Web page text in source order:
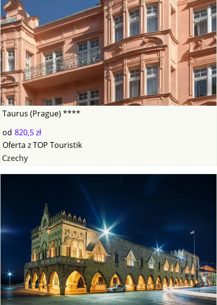
Taurus (Prague) ****
od 820,5 zł
Oferta zTOP Touristik
Czechy